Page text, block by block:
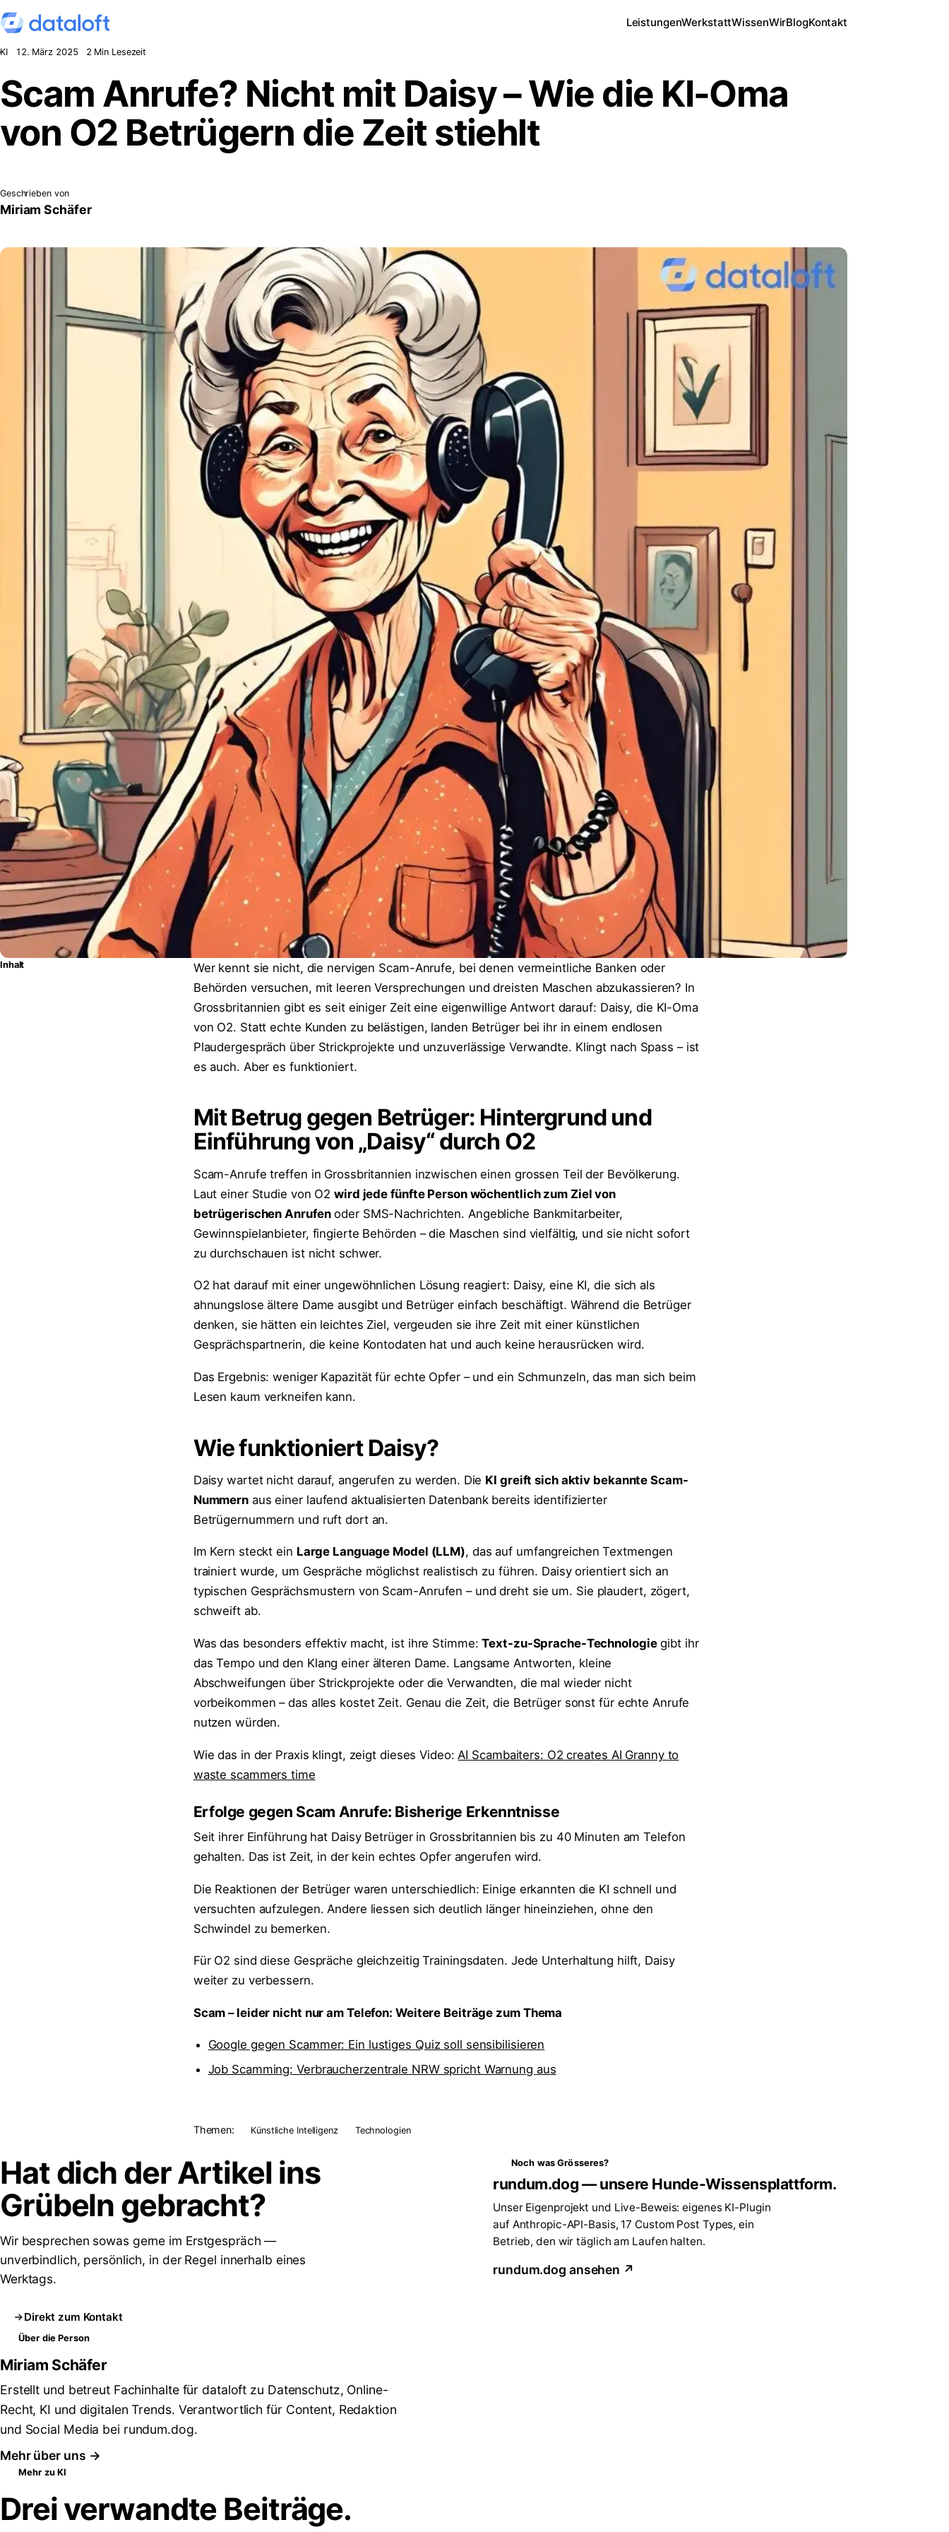
Zum Inhalt springen
LeistungenWerkstattWissenWirBlogKontakt
KI 12. März 2025 2 Min Lesezeit
Scam Anrufe? Nicht mit Daisy – Wie die KI-Oma
von O2 Betrügern die Zeit stiehlt
Geschrieben von
Miriam Schäfer
Inhalt
Wer kennt sie nicht, die nervigen Scam-Anrufe, bei denen vermeintliche Banken oder
Behörden versuchen, mit leeren Versprechungen und dreisten Maschen abzukassieren? In
Grossbritannien gibt es seit einiger Zeit eine eigenwillige Antwort darauf: Daisy, die KI-Oma
von O2. Statt echte Kunden zu belästigen, landen Betrüger bei ihr in einem endlosen
Plaudergespräch über Strickprojekte und unzuverlässige Verwandte. Klingt nach Spass – ist
es auch. Aber es funktioniert.
Mit Betrug gegen Betrüger: Hintergrund und
Einführung von „Daisy“ durch O2
Scam-Anrufe treffen in Grossbritannien inzwischen einen grossen Teil der Bevölkerung.
Laut einer Studie von O2wird jede fünfte Person wöchentlich zum Ziel von
betrügerischen Anrufenoder SMS-Nachrichten. Angebliche Bankmitarbeiter,
Gewinnspielanbieter, fingierte Behörden – die Maschen sind vielfältig, und sie nicht sofort
zu durchschauen ist nicht schwer.
O2 hat darauf mit einer ungewöhnlichen Lösung reagiert: Daisy, eine KI, die sich als
ahnungslose ältere Dame ausgibt und Betrüger einfach beschäftigt. Während die Betrüger
denken, sie hätten ein leichtes Ziel, vergeuden sie ihre Zeit mit einer künstlichen
Gesprächspartnerin, die keine Kontodaten hat und auch keine herausrücken wird.
Das Ergebnis: weniger Kapazität für echte Opfer – und ein Schmunzeln, das man sich beim
Lesen kaum verkneifen kann.
Wie funktioniert Daisy?
Daisy wartet nicht darauf, angerufen zu werden. Die KI greift sich aktiv bekannte Scam-
Nummern aus einer laufend aktualisierten Datenbank bereits identifizierter
Betrügernummern und ruft dort an.
Im Kern steckt ein Large Language Model (LLM), das auf umfangreichen Textmengen
trainiert wurde, um Gespräche möglichst realistisch zu führen. Daisy orientiert sich an
typischen Gesprächsmustern von Scam-Anrufen – und dreht sie um. Sie plaudert, zögert,
schweift ab.
Was das besonders effektiv macht, ist ihre Stimme:Text-zu-Sprache-Technologiegibt ihr
das Tempo und den Klang einer älteren Dame. Langsame Antworten, kleine
Abschweifungen über Strickprojekte oder die Verwandten, die mal wieder nicht
vorbeikommen – das alles kostet Zeit. Genau die Zeit, die Betrüger sonst für echte Anrufe
nutzen würden.
Wie das in der Praxis klingt, zeigt dieses Video: AI Scambaiters: O2 creates AI Granny to
waste scammers time
Erfolge gegen Scam Anrufe: Bisherige Erkenntnisse
Seit ihrer Einführung hat Daisy Betrüger in Grossbritannien bis zu 40 Minuten am Telefon
gehalten. Das ist Zeit, in der kein echtes Opfer angerufen wird.
Die Reaktionen der Betrüger waren unterschiedlich: Einige erkannten die KI schnell und
versuchten aufzulegen. Andere liessen sich deutlich länger hineinziehen, ohne den
Schwindel zu bemerken.
Für O2 sind diese Gespräche gleichzeitig Trainingsdaten. Jede Unterhaltung hilft, Daisy
weiter zu verbessern.
Scam – leider nicht nur am Telefon: Weitere Beiträge zum Thema
Google gegen Scammer: Ein lustiges Quiz soll sensibilisieren
Job Scamming: Verbraucherzentrale NRW spricht Warnung aus
Themen: Künstliche Intelligenz Technologien
Hat dich der Artikel ins
Grübeln gebracht?
Wir besprechen sowas gerne im Erstgespräch —
unverbindlich, persönlich, in der Regel innerhalb eines
Werktags.
Direkt zum Kontakt
Noch was Grösseres?
rundum.dog — unsere Hunde-Wissensplattform.
Unser Eigenprojekt und Live-Beweis: eigenes KI-Plugin
auf Anthropic-API-Basis, 17 Custom Post Types, ein
Betrieb, den wir täglich am Laufen halten.
rundum.dog ansehen ↗
Über die Person
Miriam Schäfer
Erstellt und betreut Fachinhalte für dataloft zu Datenschutz, Online-
Recht, KI und digitalen Trends. Verantwortlich für Content, Redaktion
und Social Media bei rundum.dog.
Mehr über uns →
Mehr zu KI
Drei verwandte Beiträge.